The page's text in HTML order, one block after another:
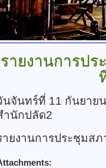
รายงานการปร
นจันทร์ที่ 11 กันยาย
ำนักปลัด2
ายงานการประชุมส